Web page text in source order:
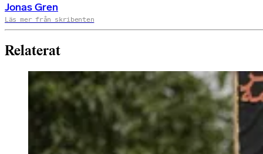
Jonas Gren
Läs mer från skribenten
Relaterat